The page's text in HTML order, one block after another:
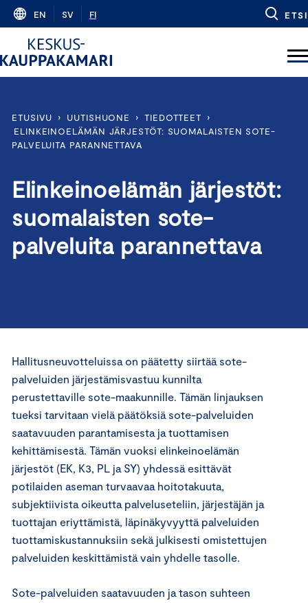
Skip
content
EN SV FI ETSI
ETUSIVU › UUTISHUONE › TIEDOTTEET
›
ELINKEINOELÄMÄN JÄRJESTÖT: SUOMALAISTEN SOTE-
PALVELUITA PARANNETTAVA
Elinkeinoelämän järjestöt:
suomalaisten sote-
palveluita parannettava
Hallitusneuvotteluissa on päätetty siirtää sote-
palveluiden järjestämisvastuu kunnilta
perustettaville sote-maakunnille. Tämän linjauksen
tueksi tarvitaan vielä päätöksiä sote-palveluiden
saatavuuden parantamisesta ja tuottamisen
kehittämisestä. Tämän vuoksi elinkeinoelämän
järjestöt (EK, K3, PL ja SY) yhdessä esittävät
potilaiden aseman turvaavaa hoitotakuuta,
subjektiivista oikeutta palveluseteliin, järjestäjän ja
tuottajan eriyttämistä, läpinäkyvyyttä palveluiden
tuottamiskustannuksiin sekä julkisesti omistettujen
palveluiden keskittämistä vain yhdelle tasolle.
Sote-palveluiden saatavuuden ja tason suhteen